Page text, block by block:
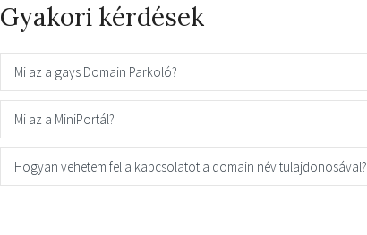
Gyakori kérdések
Mi az a gays Domain Parkoló?
Mi az a MiniPortál?
Hogyan vehetem fel a kapcsolatot a domain név tulajdonosával?